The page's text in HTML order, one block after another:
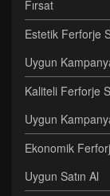
Fırsat
Estetik Ferforje
Uygun
Kaliteli Ferforje
Uygun
Ekonomik
Uygun Satın Al